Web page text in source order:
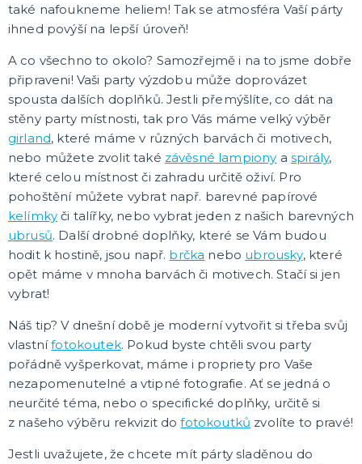
Párty sety
Svíčky a dekorace dortu
Frkačky
Párty čepičky a čelenky
Šerpy
Pozvánky
Bublifuky
Lightsticky
Nažehlovačky
Fotokoutek - rekvizity
DALŠÍ KATEGORIE
SVATBA A ROZLUČKA SE SVOBODOU
Svatba
Rozlučka se svobodou
🎈 PÁRTY A OSLAVY PODLE VÁS!
Plesová sezóna
Maturitní plesy
Baby shower, narození miminka
Narozeninová oslava
Narozeninová jubilea
Výročí svatby
Párty a oslavy podle barev
Párty a oslavy dle typu
Dětská párty
Tematické dětské párty
Tématické párty
Tematické párty pro dospělé
DALŠÍ KATEGORIE
🌈 TEMATICKÉ OSLAVY
Oslavy podle barev
Fotbalová párty
Princeznovská a vílí párty
Dinosauří párty
Kočičí/psí párty
Vesmírná párty
Safari párty
Lesní párty
Pirátská párty
Divoký západ
Námořnická párty
Jednorožčí párty
Havajská párty
Moře a oceánská párty
Farmářská párty
Dopravní prostředky
DALŠÍ KATEGORIE
CO JEŠTĚ U NÁS NAJDETE
Party piňaty
Balení dárků
Nažehlovačky
také nafoukneme heliem! Tak se atmosféra Vaší párty
ihned povýší na lepší úroveň!
A co všechno to okolo? Samozřejmě i na to jsme dobře
připraveni! Vaši party výzdobu může doprovázet
spousta dalších doplňků. Jestli přemýšlíte, co dát na
stěny party místnosti, tak pro Vás máme velký výběr
girland, které máme v různých barvách či motivech,
nebo můžete zvolit také závěsné lampiony a spirály,
které celou místnost či zahradu určitě oživí. Pro
pohoštění můžete vybrat např. barevné papírové
kelímky či talířky, nebo vybrat jeden z našich barevných
ubrusů. Další drobné doplňky, které se Vám budou
hodit k hostině, jsou např. brčka nebo ubrousky, které
opět máme v mnoha barvách či motivech. Stačí si jen
vybrat!
Náš tip? V dnešní době je moderní vytvořit si třeba svůj
vlastnífotokoutek. Pokud byste chtěli svou party
pořádně vyšperkovat, máme i propriety pro Vaše
nezapomenutelné a vtipné fotografie. Ať se jedná o
neurčité téma, nebo o specifické doplňky, určitě si
z našeho výběru rekvizit dofotokoutků zvolíte to pravé!
Jestli uvažujete, že chcete mít párty sladěnou do